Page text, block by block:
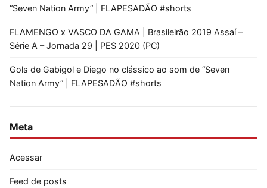
“Seven Nation Army” | FLAPESADÃO #shorts
FLAMENGO x VASCO DA GAMA | Brasileirão 2019 Assaí –
Série A – Jornada 29 | PES 2020 (PC)
Gols de Gabigol e Diego no clássico ao som de “Seven
Nation Army” | FLAPESADÃO #shorts
Meta
Acessar
Feed de posts